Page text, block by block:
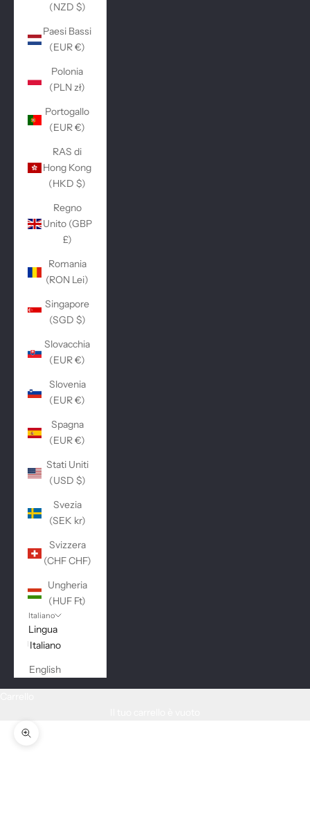
(NZD $)
Paesi Bassi
(EUR €)
Polonia
(PLN zł)
Portogallo
(EUR €)
RAS di
Hong Kong
(HKD $)
Regno
Unito (GBP
£)
Romania
(RON Lei)
Singapore
(SGD $)
Slovacchia
(EUR €)
Slovenia
(EUR €)
Spagna
(EUR €)
Stati Uniti
(USD $)
Svezia
(SEK kr)
Svizzera
(CHF CHF)
Ungheria
(HUF Ft)
Italiano
Lingua
Italiano
English
Ingrandisci immagine